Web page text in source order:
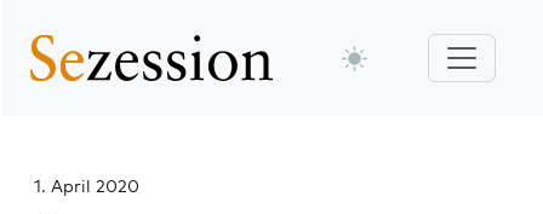
1. April 2020